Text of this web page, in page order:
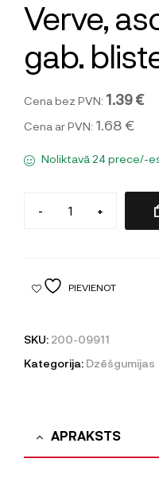
Verve,
gab.
Cena bez PVN: 1.39 €
Cena ar PVN: 1.68 €
Noliktavā 24 prece/-
- +
PIEVIENOT
SKU: 200-09911
Kategorija: Dzēšgumijas
APRAKSTS